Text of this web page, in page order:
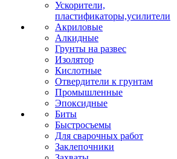
Ускорители,
пластификаторы,усилители
Акриловые
Алкидные
Грунты на развес
Изолятор
Кислотные
Отвердители к грунтам
Промышленные
Эпоксидные
Биты
Быстросъемы
Для сварочных работ
Заклепочники